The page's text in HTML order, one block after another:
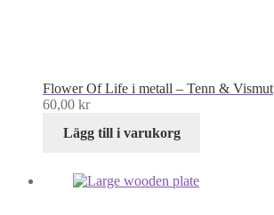
Flower Of Life i metall – Tenn & Vismut
60,00 kr
Lägg till i varukorg